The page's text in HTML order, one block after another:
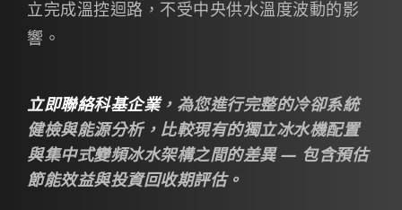
立完成溫控迴路，不受中央供水溫度波動的影
響。
立即聯絡科基企業，為您進行完整的冷卻系統
健檢與能源分析，比較現有的獨立冰水機配置
與集中式變頻冰水架構之間的差異 — 包含預估
節能效益與投資回收期評估。